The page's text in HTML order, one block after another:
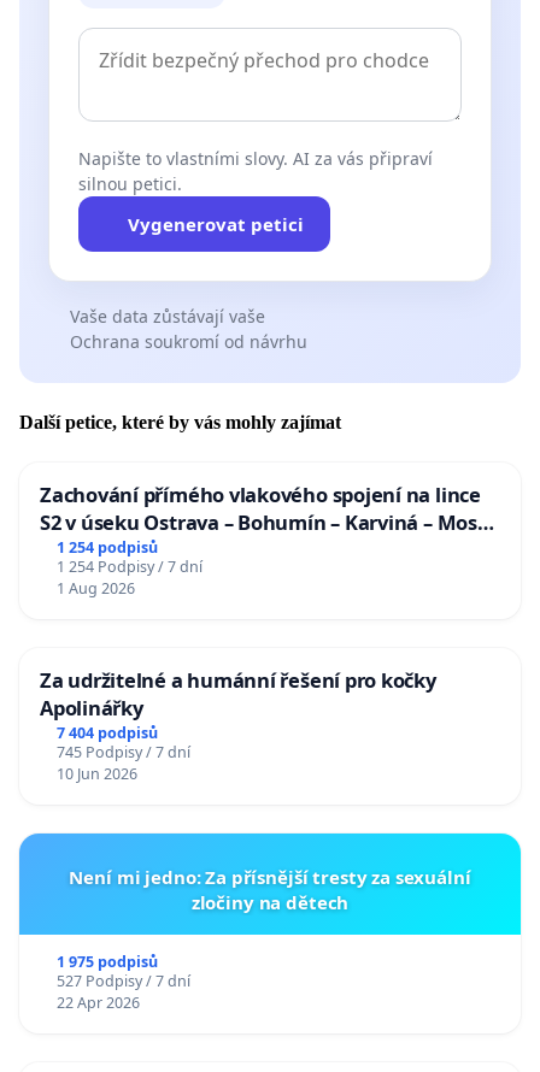
Napište to vlastními slovy. AI za vás připraví
silnou petici.
Vygenerovat petici
Vaše data zůstávají vaše
Ochrana soukromí od návrhu
Další petice, které by vás mohly zajímat
Zachování přímého vlakového spojení na lince
S2 v úseku Ostrava – Bohumín – Karviná – Mosty
u Jablunkova
1 254 podpisů
1 254 Podpisy / 7 dní
1 Aug 2026
Za udržitelné a humánní řešení pro kočky
Apolinářky
7 404 podpisů
745 Podpisy / 7 dní
10 Jun 2026
Není mi jedno: Za přísnější tresty za sexuální
zločiny na dětech
1 975 podpisů
527 Podpisy / 7 dní
22 Apr 2026